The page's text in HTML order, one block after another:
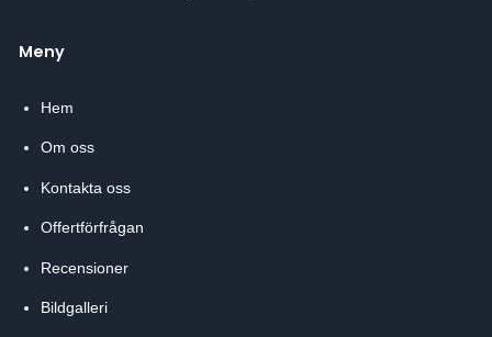
Meny
Hem
Om oss
Kontakta oss
Offertförfrågan
Recensioner
Bildgalleri